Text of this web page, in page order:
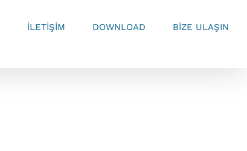
İLETİŞİM DOWNLOAD BİZE ULAŞIN